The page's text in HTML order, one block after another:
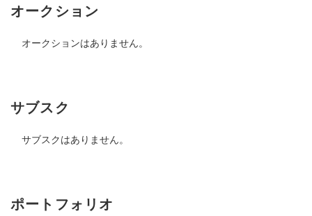
オークション
オークションはありません。
サブスク
サブスクはありません。
ポートフォリオ